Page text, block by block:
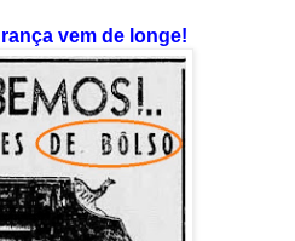
vem de longe!